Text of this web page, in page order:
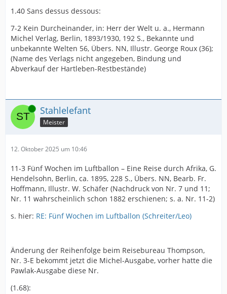
1.40 Sans dessus dessous:
7-2 Kein Durcheinander, in: Herr der Welt u. a., Hermann
Michel Verlag, Berlin, 1893/1930, 192 S., Bekannte und
unbekannte Welten 56, Übers. NN, Illustr. George Roux (36);
(Name des Verlags nicht angegeben, Bindung und
Abverkauf der Hartleben-Restbestände)
Online Stahlelefant
Meister
12. Oktober 2025 um 10:46
11-3 Fünf Wochen im Luftballon – Eine Reise durch Afrika, G.
Hendelsohn, Berlin, ca. 1895, 228 S., Übers. NN, Bearb. Fr.
Hoffmann, Illustr. W. Schäfer (Nachdruck von Nr. 7 und 11;
Nr. 11 wahrscheinlich schon 1882 erschienen; s. a. Nr. 11-2)
s. hier: RE: Fünf Wochen im Luftballon (Schreiter/Leo)
Änderung der Reihenfolge beim Reisebureau Thompson,
Nr. 3-E bekommt jetzt die Michel-Ausgabe, vorher hatte die
Pawlak-Ausgabe diese Nr.
(1.68):